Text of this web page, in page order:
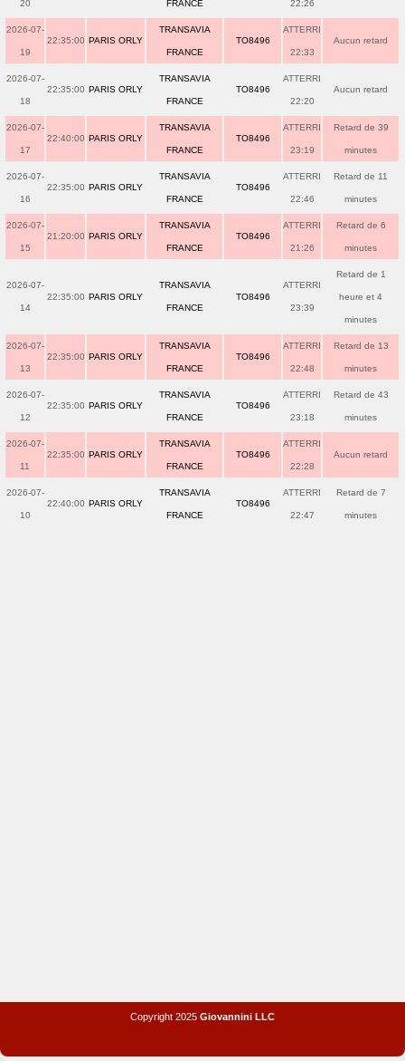
20 FRANCE 22:26
2026-07-
19
22:35:00 PARIS ORLY
TRANSAVIA
FRANCE
TO8496
ATTERRI
22:33
Aucun retard
2026-07-
18
22:35:00 PARIS ORLY
TRANSAVIA
FRANCE
TO8496
ATTERRI
22:20
Aucun retard
2026-07-
17
22:40:00 PARIS ORLY
TRANSAVIA
FRANCE
TO8496
ATTERRI
23:19
Retard de 39
minutes
2026-07-
16
22:35:00 PARIS ORLY
TRANSAVIA
FRANCE
TO8496
ATTERRI
22:46
Retard de 11
minutes
2026-07-
15
21:20:00 PARIS ORLY
TRANSAVIA
FRANCE
TO8496
ATTERRI
21:26
Retard de 6
minutes
2026-07-
14
22:35:00 PARIS ORLY
TRANSAVIA
FRANCE
TO8496
ATTERRI
23:39
Retard de 1
heure et 4
minutes
2026-07-
13
22:35:00 PARIS ORLY
TRANSAVIA
FRANCE
TO8496
ATTERRI
22:48
Retard de 13
minutes
2026-07-
12
22:35:00 PARIS ORLY
TRANSAVIA
FRANCE
TO8496
ATTERRI
23:18
Retard de 43
minutes
2026-07-
11
22:35:00 PARIS ORLY
TRANSAVIA
FRANCE
TO8496
ATTERRI
22:28
Aucun retard
2026-07-
10
22:40:00 PARIS ORLY
TRANSAVIA
FRANCE
TO8496
ATTERRI
22:47
Retard de 7
minutes
Copyright 2025 Giovannini LLC